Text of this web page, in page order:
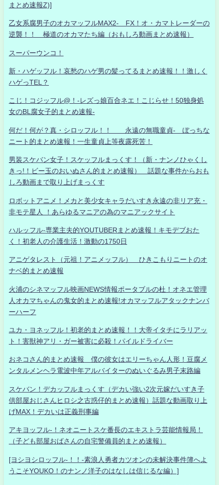
まとめ速報Z)]
乙女系腐男子のオカマッフルMAX2- FX！オ・カマトレーダーの
逆襲！！ 極道のオカマたち編（おもしろ動画まとめ速報）
スーパーウンコ！
新・ハゲッフル！哀愁のハゲ男の髪ってるまとめ速報！！激しく
ハゲっTEL？
こじ！コジッフル@！-レズっ娘百合ネエ！こじらせ！50独身処
女のBL腐女子的まとめ速報-
何だ！何が？真・シロッフル！！ 永遠の無職童貞- ぼっちな
ニート的まとめ速報！一生童貞上等夜露死苦！
男装スケバン女子！スケッフルまっくす！（新・ナンノひゃくし
きっ!！ビー玉のおいぬさん的まとめ速報） 話題な事件からおも
しろ動画まで取り上げまっくす
ロボットアニメ！メカと美少女キャラだいすき永遠の非リア充・
非モテ星人 ！あらゆるマニアの為のマニアックサイト
ハルッフル-専業主夫的YOUTUBERまとめ速報！キモデブおた
く！初老人の介護生活！激動の1750日
アニゲタレスト（元祖！アニメッフル） ひきこもりニートのオ
ナベ的まとめ速報
火浦のシネマッフル映画NEWS情報ポータブルの杜！オネエ管理
人オカマちゃんの鬼女的まとめ速報!オカマッフルアタックナンバ
ーハーフ
ユカ・ヨネッフル！初老的まとめ速報！！大帝イタチにラリアッ
ト！害獣神アリ・ガー被害に必殺！パイルドライバー
おネコさん的まとめ速報 僕の彼女はエリーちゃん人形！豆腐メ
ンタルメンヘラ電波中年アルバイターのぬいぐるみ男子末路編
スケバン！デカッフルまっくす（デカい強い2次元嫁だいすき子
供部屋おじさんヒロシ之古惑仔的まとめ速報）話題な動画取り上
げMAX！デカいは正義刑事編
アキヨッフル-！ネオニートスケ番長のエキストラ芸能情報局！
（子ども部屋おばさんの自宅警備員的まとめ速報）
[ヨシヨシロッフル-！！-素浪人勇者カツオンの未解決事件簿へよ
うこそYOUKO！のナンノ洋子のはなしは信じるな編）]